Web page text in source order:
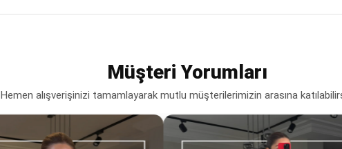
Müşteri Yorumları
Hemen alışverişinizi tamamlayarak mutlu müşterilerimizin arasına